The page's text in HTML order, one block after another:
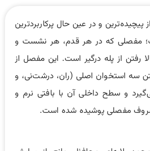
پیچیده‌ترین و در عین حال پرکاربردترین
مفصلی که در هر قدم، هر نشست و
رفتن از پله درگیر است. این مفصل از
سه استخوان اصلی (ران، درشت‌نی، و
و سطح داخلی آن با بافتی نرم و
مفصلی پوشیده شده است.